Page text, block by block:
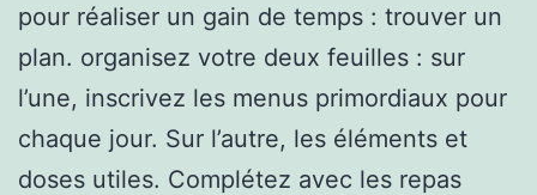
pour réaliser un gain de temps : trouver un
plan. organisez votre deux feuilles : sur
l’une, inscrivez les menus primordiaux pour
chaque jour. Sur l’autre, les éléments et
doses utiles. Complétez avec les repas